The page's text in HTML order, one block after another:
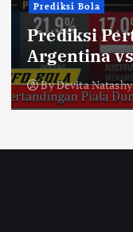
Prediksi Bola
Prediksi
Argentina
ByDevita